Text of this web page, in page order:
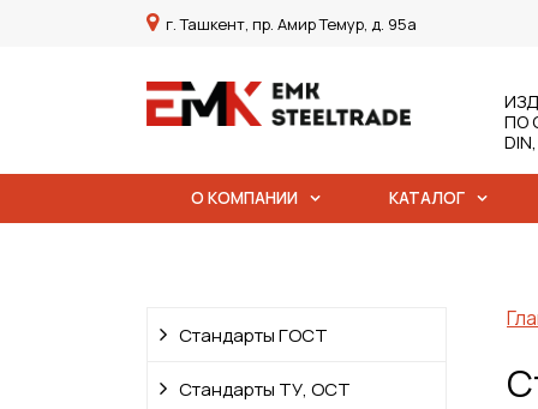
г. Ташкент, пр. Амир Темур, д. 95а
ПО
О КОМПАНИИ КАТАЛОГ
Стандарты ГОСТ
Стандарты ТУ, ОСТ